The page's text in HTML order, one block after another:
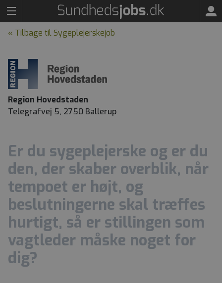
« Tilbage til Sygeplejerskejob
Region Hovedstaden
Telegrafvej 5, 2750 Ballerup
Er du sygeplejerske og er du
den, der skaber overblik, når
tempoet er højt, og
beslutningerne skal træffes
hurtigt, så er stillingen som
vagtleder måske noget for
dig?